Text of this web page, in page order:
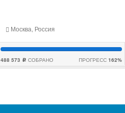
Москва, Россия
488 573 c СОБРАНО ПРОГРЕСС 162%